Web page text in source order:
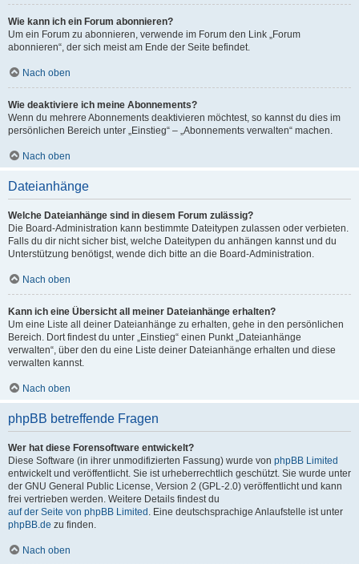
Wie kann ich ein Forum abonnieren?
Um ein Forum zu abonnieren, verwende im Forum den Link „Forum
abonnieren“, der sich meist am Ende der Seite befindet.
Nach oben
Wie deaktiviere ich meine Abonnements?
Wenn du mehrere Abonnements deaktivieren möchtest, so kannst du dies im
persönlichen Bereich unter „Einstieg“ – „Abonnements verwalten“ machen.
Nach oben
Dateianhänge
Welche Dateianhänge sind in diesem Forum zulässig?
Die Board-Administration kann bestimmte Dateitypen zulassen oder verbieten.
Falls du dir nicht sicher bist, welche Dateitypen du anhängen kannst und du
Unterstützung benötigst, wende dich bitte an die Board-Administration.
Nach oben
Kann ich eine Übersicht all meiner Dateianhänge erhalten?
Um eine Liste all deiner Dateianhänge zu erhalten, gehe in den persönlichen
Bereich. Dort findest du unter „Einstieg“ einen Punkt „Dateianhänge
verwalten“, über den du eine Liste deiner Dateianhänge erhalten und diese
verwalten kannst.
Nach oben
phpBB betreffende Fragen
Wer hat diese Forensoftware entwickelt?
Diese Software (in ihrer unmodifizierten Fassung) wurde von phpBB Limited
entwickelt und veröffentlicht. Sie ist urheberrechtlich geschützt. Sie wurde unter
der GNU General Public License, Version 2 (GPL-2.0) veröffentlicht und kann
frei vertrieben werden. Weitere Details findest du
auf der Seite von phpBB Limited . Eine deutschsprachige Anlaufstelle ist unter
phpBB.de zu finden.
Nach oben